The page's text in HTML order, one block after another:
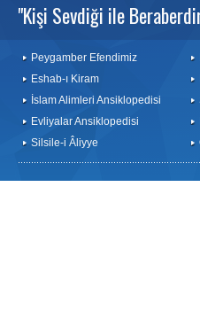
"Kişi Sevdiği ile
Peygamber Efendimiz
Eshab-ı Kiram
İslam Alimleri Ansiklopedisi
Evliyalar Ansiklopedisi
Silsile-i Âliyye